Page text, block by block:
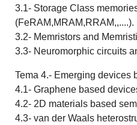
3.1- Storage Class
(FeRAM,MRAM,RRAM,,....).
3.2- Memristors and
3.3- Neuromorphic circuits
Tema 4.- Emerging devices
4.1- Graphene based
4.2- 2D materials based
4.3- van der Waals